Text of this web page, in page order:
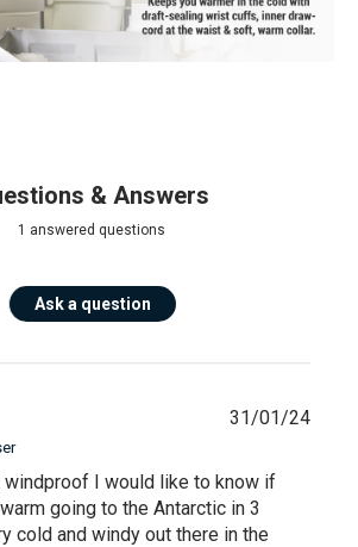
& Answers
1 answered questions
Ask a question
windproof I would like to know if
going to the Antarctic in 3
cold and windy out there in the
31/01/24